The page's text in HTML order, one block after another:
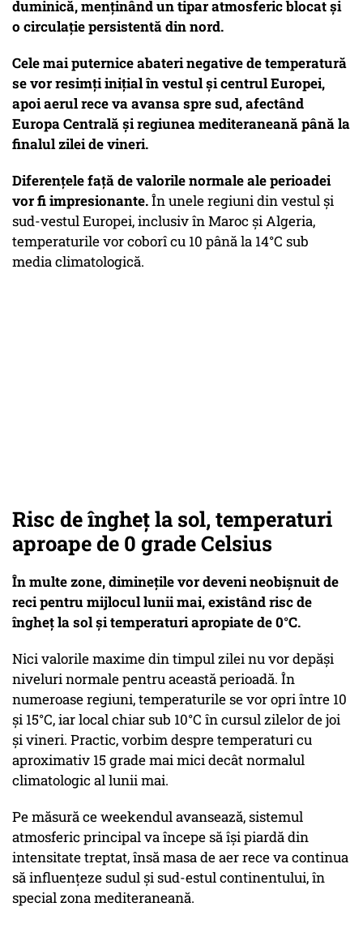
duminică, menținând un tipar atmosferic blocat și
o circulație persistentă din nord.
Cele mai puternice abateri negative de temperatură
se vor resimți inițial în vestul și centrul Europei,
apoi aerul rece va avansa spre sud, afectând
Europa Centrală și regiunea mediteraneană până la
finalul zilei de vineri.
Diferențele față de valorile normale ale perioadei
vor fi impresionante.În unele regiuni din vestul și
sud-vestul Europei, inclusiv în Maroc și Algeria,
temperaturile vor coborî cu 10 până la 14°C sub
media climatologică.
Risc de îngheț la sol, temperaturi
aproape de 0 grade Celsius
În multe zone, diminețile vor deveni neobișnuit de
reci pentru mijlocul lunii mai, existând risc de
îngheț la sol și temperaturi apropiate de 0°C.
Nici valorile maxime din timpul zilei nu vor depăși
niveluri normale pentru această perioadă. În
numeroase regiuni, temperaturile se vor opri între 10
și 15°C, iar local chiar sub 10°C în cursul zilelor de joi
și vineri. Practic, vorbim despre temperaturi cu
aproximativ 15 grade mai mici decât normalul
climatologic al lunii mai.
Pe măsură ce weekendul avansează, sistemul
atmosferic principal va începe să își piardă din
intensitate treptat, însă masa de aer rece va continua
să influențeze sudul și sud-estul continentului, în
special zona mediteraneană.